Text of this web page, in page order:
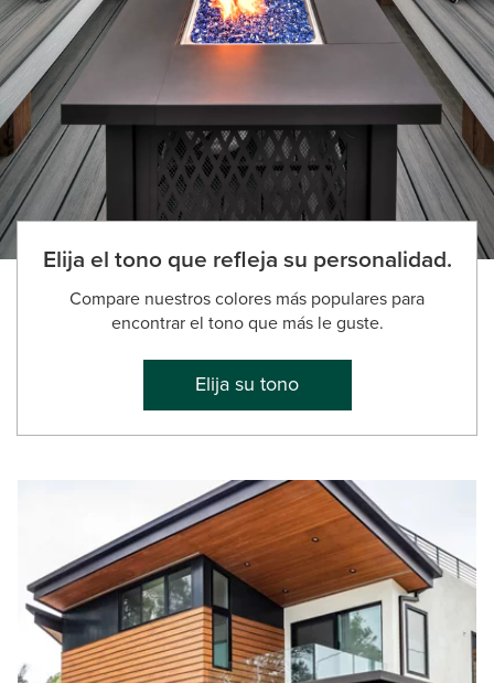
Elija el tono que refleja su personalidad.
Compare nuestros colores más populares para
encontrar el tono que más le guste.
Elija su tono